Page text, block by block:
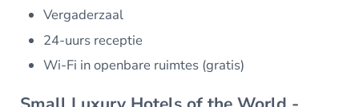
Vergaderzaal
24-uurs receptie
Wi-Fi in openbare ruimtes (gratis)